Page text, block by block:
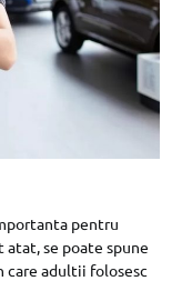
pentru
se poate spune
care adultii folosesc